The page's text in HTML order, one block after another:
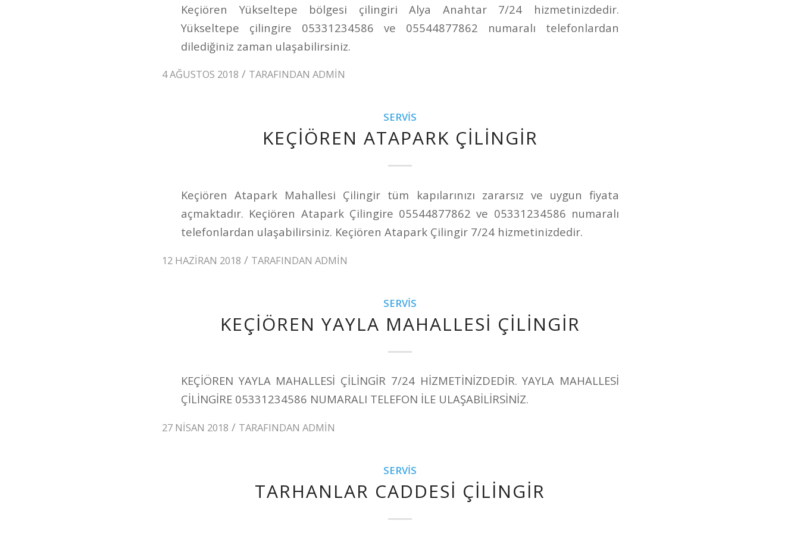
Keçiören Yükseltepe bölgesi çilingiri Alya Anahtar 7/24 hizmetinizdedir.
Yükseltepe çilingire 05331234586 ve 05544877862 numaralı telefonlardan
dilediğiniz zaman ulaşabilirsiniz.
4 AĞUSTOS 2018 / TARAFINDAN ADMIN
SERVIS
KEÇIÖREN ATAPARK ÇILINGIR
Keçiören Atapark Mahallesi Çilingir tüm kapılarınızı zararsız ve uygun fiyata
açmaktadır. Keçiören Atapark Çilingire 05544877862 ve 05331234586 numaralı
telefonlardan ulaşabilirsiniz. Keçiören Atapark Çilingir 7/24 hizmetinizdedir.
12 HAZIRAN 2018 / TARAFINDAN ADMIN
SERVIS
KEÇİÖREN YAYLA MAHALLESİ ÇİLİNGİR
KEÇİÖREN YAYLA MAHALLESİ ÇİLİNGİR 7/24 HİZMETİNİZDEDİR. YAYLA MAHALLESİ
ÇİLİNGİRE 05331234586 NUMARALI TELEFON İLE ULAŞABİLİRSİNİZ.
27 NISAN 2018 / TARAFINDAN ADMIN
SERVIS
TARHANLAR CADDESİ ÇİLİNGİR